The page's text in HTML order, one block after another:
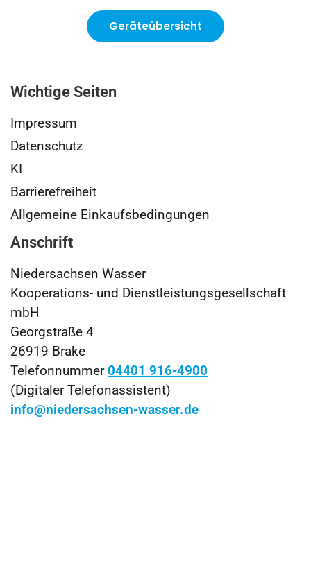
Geräteübersicht
Wichtige Seiten
Impressum
Datenschutz
KI
Barrierefreiheit
Allgemeine Einkaufsbedingungen
Anschrift
Niedersachsen Wasser
Kooperations- und Dienstleistungsgesellschaft
mbH
Georgstraße 4
26919 Brake
Telefonnummer04401 916-4900
(Digitaler Telefonassistent)
info@niedersachsen-wasser.de